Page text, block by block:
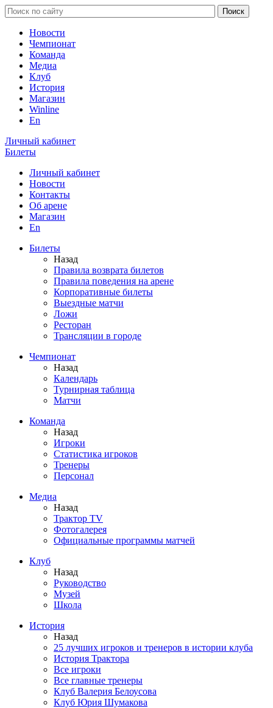
Новости
Чемпионат
Команда
Медиа
Клуб
История
Магазин
Winline
En
Личный кабинет
Билеты
Личный кабинет
Новости
Контакты
Об арене
Магазин
En
Билеты
Назад
Правила возврата билетов
Правила поведения на арене
Корпоративные билеты
Выездные матчи
Ложи
Ресторан
Трансляции в городе
Чемпионат
Назад
Календарь
Турнирная таблица
Матчи
Команда
Назад
Игроки
Статистика игроков
Тренеры
Персонал
Медиа
Назад
Трактор TV
Фотогалерея
Официальные программы матчей
Клуб
Назад
Руководство
Музей
Школа
История
Назад
25 лучших игроков и тренеров в истории клуба
История Трактора
Все игроки
Все главные тренеры
Клуб Валерия Белоусова
Клуб Юрия Шумакова